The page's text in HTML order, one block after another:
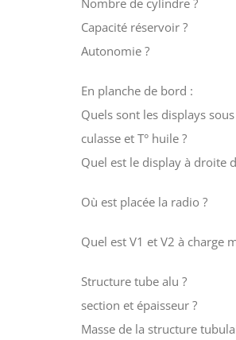
Capacité réservoir ?
Autonomie ?
En planche de bord :
Quels sont les displays
culasse et T° huile ?
Quel est le display à droite
Où est placée la radio ?
Quel est V1 et V2 à charge
Structure tube alu ?
section et épaisseur ?
Masse de la structure